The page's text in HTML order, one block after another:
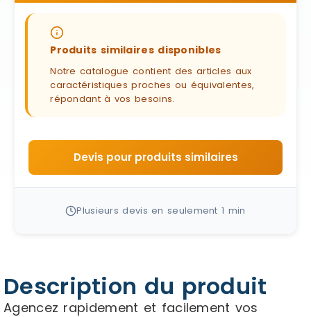
Produits similaires disponibles
Notre catalogue contient des articles aux
caractéristiques proches ou équivalentes,
répondant à vos besoins.
Devis pour produits similaires
Plusieurs devis en seulement 1 min
Description du produit
Agencez rapidement et facilement vos